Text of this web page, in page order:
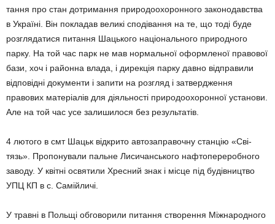
тання про стан дотримання природоохоронного законодавства
в Україні. Він покладав великі сподівання на те, що тоді буде
роз­глядатися питання Шацького національного природного
парку. На той час парк не мав нормальної оформленої правової
бази, хоч і районна влада, і дирекція парку давно відправили
відповідні документи і запити на розгляд і затвердження
правових матеріалів для діяльності природоохоронної установи.
Але на той час усе залишилося без результатів.
4 лютого в смт Шацьк відкрито автозаправочну станцію «Сві­
тязь». Пропонували пальне Лисичанського нафтопереробного
заводу. У квітні освятили Хресний знак і місце під будівництво
УПЦ КП в с. Самійличі.
У травні в Польщі обговорили питання створення Міжнародного